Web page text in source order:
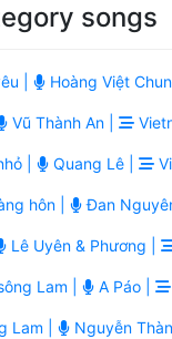
songs
| Hoàng Việt
Vũ Thành An |
| Quang Lê |
hôn | Đan
Lê Uyên & Phương |
Lam | A Páo |
Lam | Nguyễn